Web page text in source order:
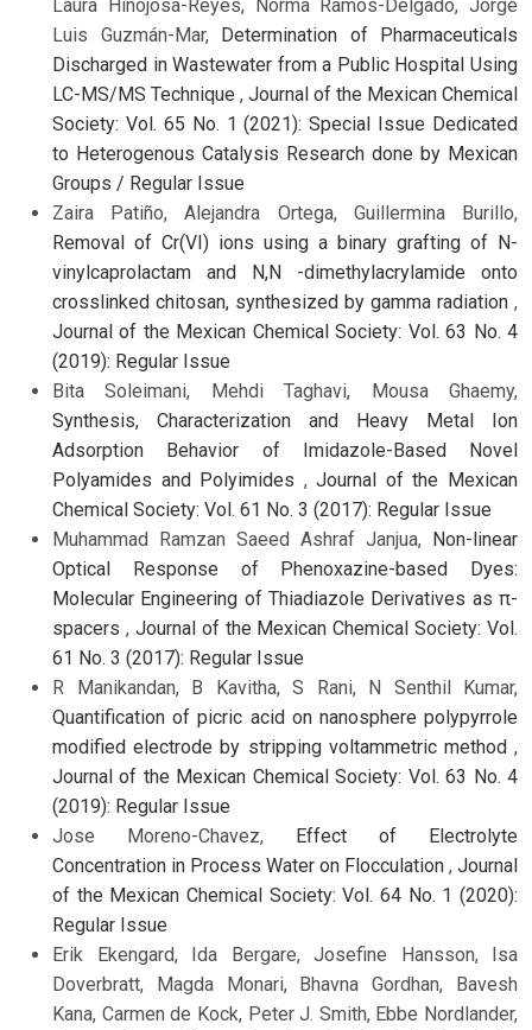
Laura Hinojosa-Reyes, Norma Ramos-Delgado, Jorge
Luis Guzmán-Mar, Determination of Pharmaceuticals
Discharged in Wastewater from a Public Hospital Using
LC-MS/MS Technique , Journal of the Mexican Chemical
Society: Vol. 65 No. 1 (2021): Special Issue Dedicated
to Heterogenous Catalysis Research done by Mexican
Groups / Regular Issue
Zaira Patiño, Alejandra Ortega, Guillermina Burillo,
Removal of Cr(VI) ions using a binary grafting of N-
vinylcaprolactam and N,N -dimethylacrylamide onto
crosslinked chitosan, synthesized by gamma radiation ,
Journal of the Mexican Chemical Society: Vol. 63 No. 4
(2019): Regular Issue
Bita Soleimani, Mehdi Taghavi, Mousa Ghaemy,
Synthesis, Characterization and Heavy Metal Ion
Adsorption Behavior of Imidazole-Based Novel
Polyamides and Polyimides ,Journal of the Mexican
Chemical Society: Vol. 61 No. 3 (2017): Regular Issue
Muhammad Ramzan Saeed Ashraf Janjua, Non-linear
Optical Response of Phenoxazine-based Dyes:
Molecular Engineering of Thiadiazole Derivatives as π-
spacers , Journal of the Mexican Chemical Society: Vol.
61 No. 3 (2017): Regular Issue
R Manikandan, B Kavitha, S Rani, N Senthil Kumar,
Quantification of picric acid on nanosphere polypyrrole
modified electrode by stripping voltammetric method ,
Journal of the Mexican Chemical Society: Vol. 63 No. 4
(2019): Regular Issue
Jose Moreno-Chavez, Effect of Electrolyte
Concentration in Process Water on Flocculation , Journal
of the Mexican Chemical Society: Vol. 64 No. 1 (2020):
Regular Issue
Erik Ekengard, Ida Bergare, Josefine Hansson, Isa
Doverbratt, Magda Monari, Bhavna Gordhan, Bavesh
Kana, Carmen de Kock, Peter J. Smith, Ebbe Nordlander,